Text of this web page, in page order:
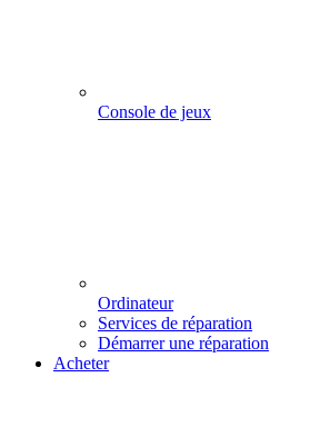
Console de jeux
Ordinateur
Services de réparation
Démarrer une réparation
Acheter